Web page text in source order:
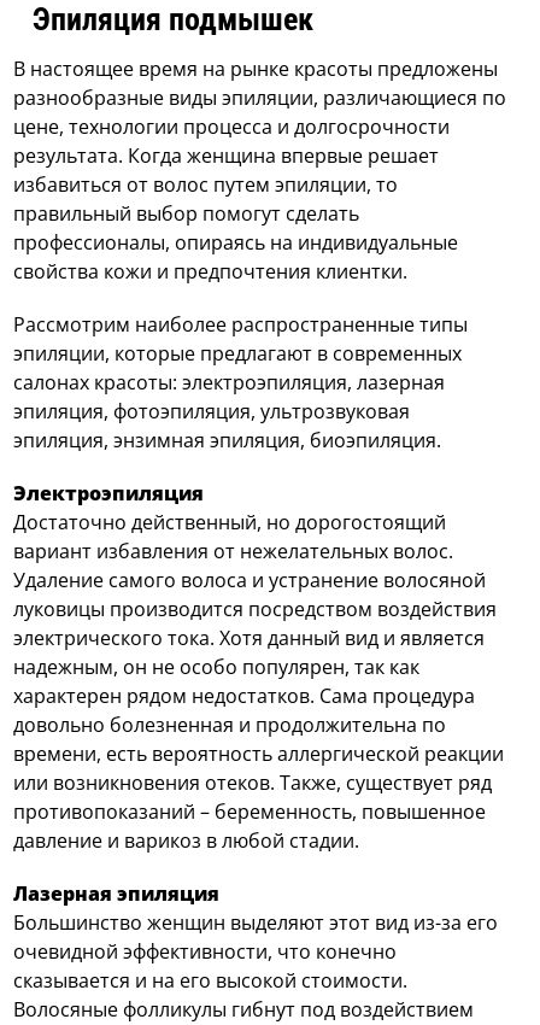
Эпиляция подмышек
В настоящее время на рынке красоты предложены
разнообразные виды эпиляции, различающиеся по
цене, технологии процесса и долгосрочности
результата. Когда женщина впервые решает
избавиться от волос путем эпиляции, то
правильный выбор помогут сделать
профессионалы, опираясь на индивидуальные
свойства кожи и предпочтения клиентки.
Рассмотрим наиболее распространенные типы
эпиляции, которые предлагают в современных
салонах красоты: электроэпиляция, лазерная
эпиляция, фотоэпиляция, ультрозвуковая
эпиляция, энзимная эпиляция, биоэпиляция.
Электроэпиляция
Достаточно действенный, но дорогостоящий
вариант избавления от нежелательных волос.
Удаление самого волоса и устранение волосяной
луковицы производится посредством воздействия
электрического тока. Хотя данный вид и является
надежным, он не особо популярен, так как
характерен рядом недостатков. Сама процедура
довольно болезненная и продолжительна по
времени, есть вероятность аллергической реакции
или возникновения отеков. Также, существует ряд
противопоказаний – беременность, повышенное
давление и варикоз в любой стадии.
Лазерная эпиляция
Большинство женщин выделяют этот вид из-за его
очевидной эффективности, что конечно
сказывается и на его высокой стоимости.
Волосяные фолликулы гибнут под воздействием